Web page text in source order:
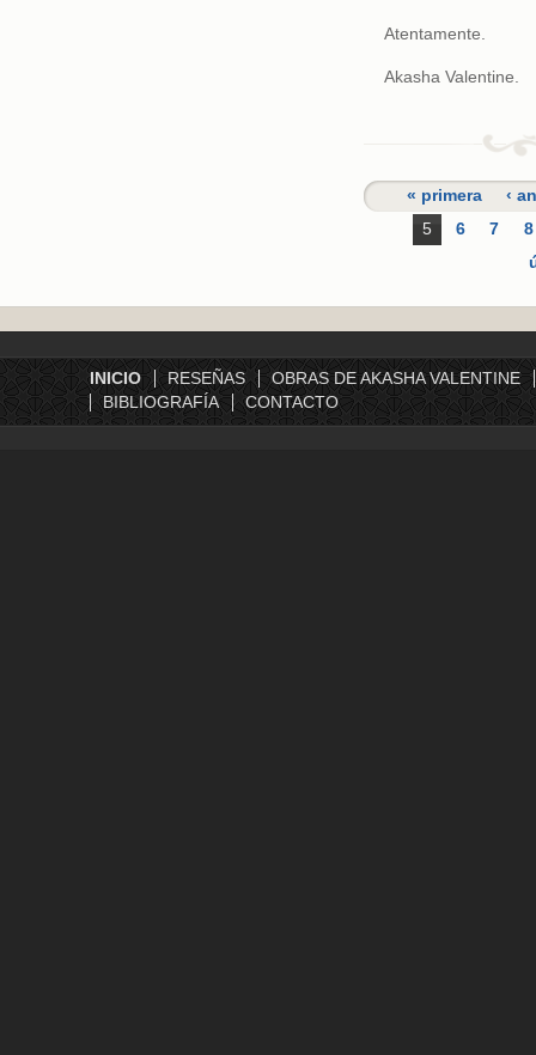
Atentamente.
Akasha Valentine.
« primera
‹
5
6 7
8
INICIO RESEÑAS
OBRAS DE AKASHA VALENTINE
BIBLIOGRAFÍA
CONTACTO